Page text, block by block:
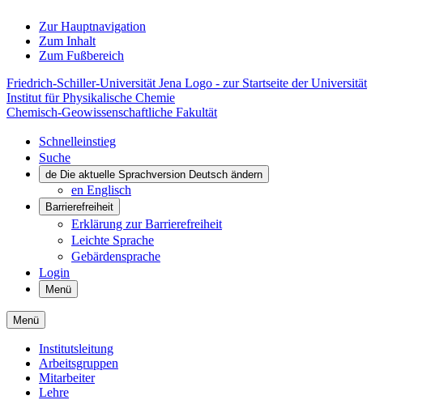
Zur Hauptnavigation
Zum Inhalt
Zum Fußbereich
Friedrich-Schiller-Universität Jena Logo - zur Startseite der Universität
Institut für Physikalische Chemie
Chemisch-Geowissenschaftliche Fakultät
Schnelleinstieg
Suche
de Die aktuelle Sprachversion Deutsch ändern
en Englisch
Barrierefreiheit
Erklärung zur Barrierefreiheit
Leichte Sprache
Gebärdensprache
Login
Menü
Menü
Institutsleitung
Arbeitsgruppen
Mitarbeiter
Lehre